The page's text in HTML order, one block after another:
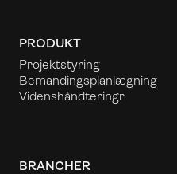
PRODUKT
Projektstyring
Bemandingsplanlægning
Videnshåndteringr
BRANCHER